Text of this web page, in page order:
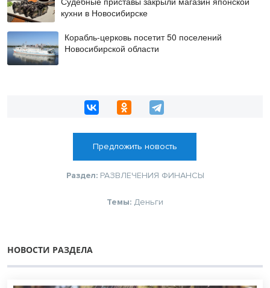
кухни в Новосибирске
Корабль-церковь посетит 50 поселений
Новосибирской области
Предложить новость
Раздел: РАЗВЛЕЧЕНИЯ ФИНАНСЫ
Темы: Деньги
НОВОСТИ РАЗДЕЛА